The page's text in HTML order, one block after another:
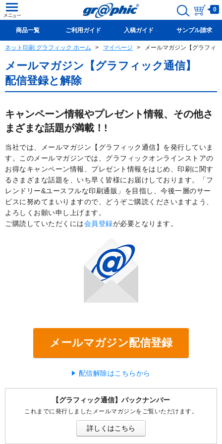
0
商品一覧 ご利用ガイド 入稿ガイド サンプル請求
新規会員登録(無料)
ネット印刷 グラフィック ホーム マイページ メールマガジン【グラフィ
メールマガジン【グラフィック通信】
配信登録と解除
キャンペーン情報やプレゼント情報、その他さ
まざまな話題が満載！!
当社では、メールマガジン【グラフィック通信】を発行していま
す。このメールマガジンでは、グラフィックオンラインストアの
お得なキャンペーン情報、プレゼント情報をはじめ、印刷に関す
るさまざまな話題を、いち早く皆様にお届けしております。「フ
レンドリー&ユースフルな印刷通販」を目指し、今後一層のサー
ビスに努めてまいりますので、どうぞご購読くださいますよう、
よろしくお願い申し上げます。
ご購読していただくには会員登録が必要となります。
メールマガジン配信登録
配信解除はこちらから
【グラフィック通信】バックナンバー
これまでに発行しましたメールマガジンをご覧いただけます。
詳しくはこちら